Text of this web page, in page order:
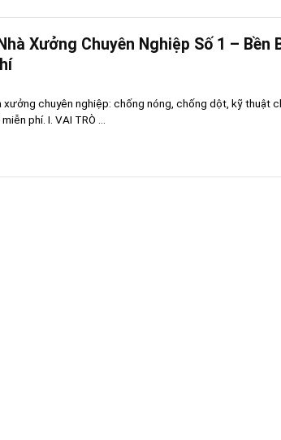
Xưởng Chuyên Nghiệp Số 1 – Bền
xưởng chuyên nghiệp: chống nóng, chống dột, kỹ thuật
phí. I. VAI TRÒ ...